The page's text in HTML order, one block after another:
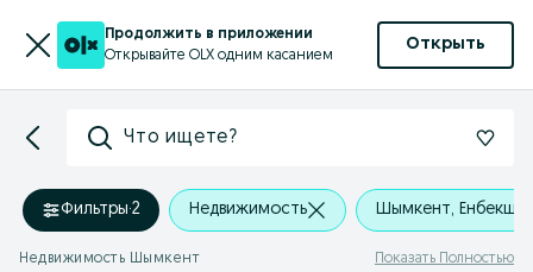
Продолжить в приложении
Открывайте OLX одним касанием
Открыть
Что ищете?
Фильтры·2 Недвижимость Шымкент,
Недвижимость Шымкент Показать Полностью